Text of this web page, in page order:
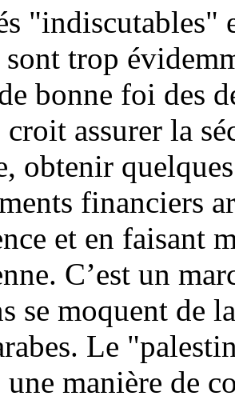
"indiscutables"
sont trop
bonne foi des
croit assurer la
obtenir
financiers
et en faisant
C’est un
se moquent de
Le
manière de